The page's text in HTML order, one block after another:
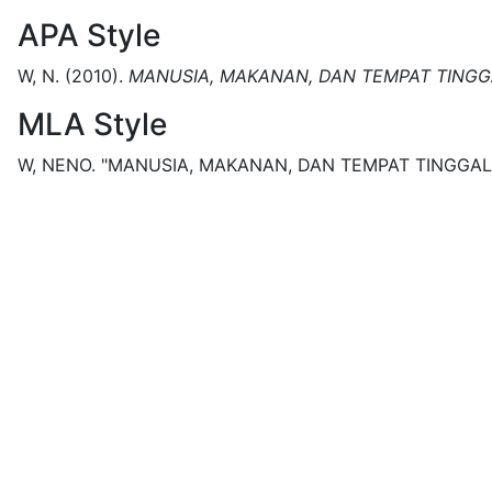
APA Style
W, N. (2010). MANUSIA, MAKANAN, DAN TEMPAT
MLA Style
W, NENO. "MANUSIA, MAKANAN, DAN TEMPAT